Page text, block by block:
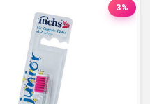
3%